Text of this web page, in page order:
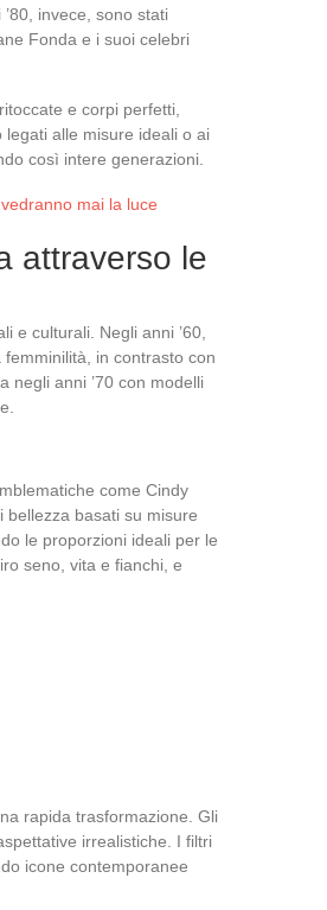
invece, sono stati
Fonda e i suoi celebri
e corpi perfetti,
alle misure ideali o ai
così intere generazioni.
mai la luce
attraverso le
e culturali. Negli anni ’60,
in contrasto con
negli anni ’70 con modelli
come Cindy
basati su misure
le proporzioni ideali per le
seno, vita e fianchi, e
rapida trasformazione. Gli
irrealistiche. I filtri
icone contemporanee